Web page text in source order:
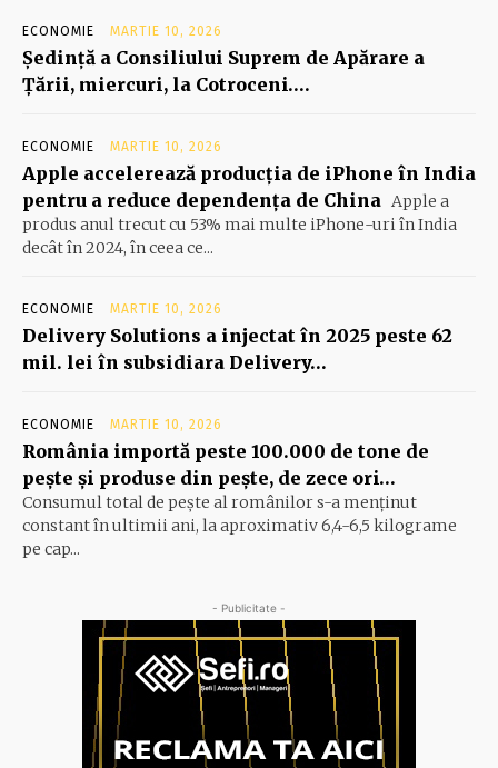
ECONOMIE MARTIE 10, 2026
Şedinţă a Consiliului Suprem de Apărare a
Ţării, miercuri, la Cotroceni….
ECONOMIE MARTIE 10, 2026
Apple accelerează producția de iPhone în India
pentru a reduce dependența de China Apple a
produs anul trecut cu 53% mai multe iPhone-uri în India
decât în 2024, în ceea ce...
ECONOMIE MARTIE 10, 2026
Delivery Solutions a injectat în 2025 peste 62
mil. lei în subsidiara Delivery…
ECONOMIE MARTIE 10, 2026
România importă peste 100.000 de tone de
peşte şi produse din peşte, de zece ori…
Consumul total de peşte al ro­mâ­nilor s-a menţinut
constant în ul­timii ani, la aproximativ 6,4-6,5 ki­lograme
pe cap...
- Publicitate -